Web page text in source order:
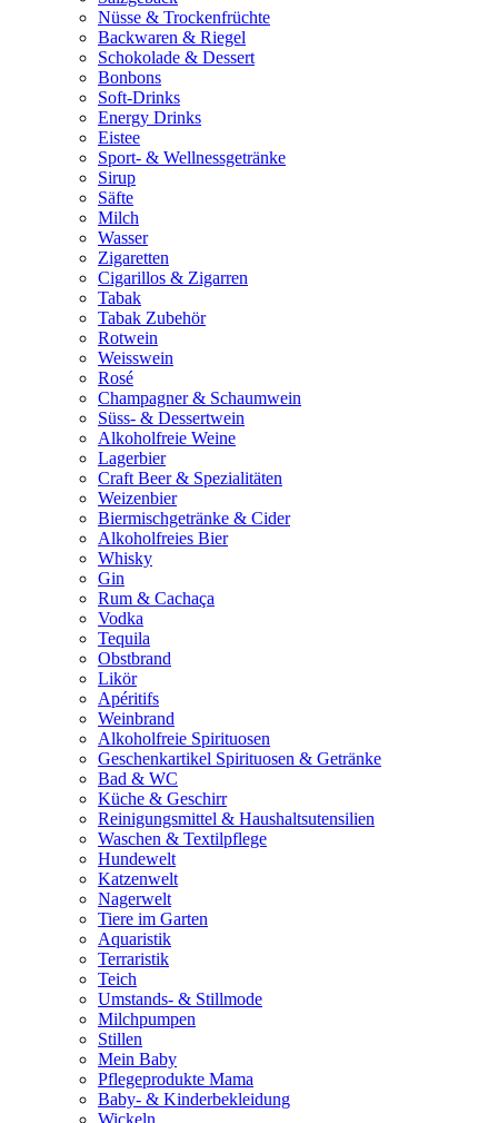
Nüsse & Trockenfrüchte
Backwaren & Riegel
Schokolade & Dessert
Bonbons
Soft-Drinks
Energy Drinks
Eistee
Sport- & Wellnessgetränke
Sirup
Säfte
Milch
Wasser
Zigaretten
Cigarillos & Zigarren
Tabak
Tabak Zubehör
Rotwein
Weisswein
Rosé
Champagner & Schaumwein
Süss- & Dessertwein
Alkoholfreie Weine
Lagerbier
Craft Beer & Spezialitäten
Weizenbier
Biermischgetränke & Cider
Alkoholfreies Bier
Whisky
Gin
Rum & Cachaça
Vodka
Tequila
Obstbrand
Likör
Apéritifs
Weinbrand
Alkoholfreie Spirituosen
Geschenkartikel Spirituosen & Getränke
Bad & WC
Küche & Geschirr
Reinigungsmittel & Haushaltsutensilien
Waschen & Textilpflege
Hundewelt
Katzenwelt
Nagerwelt
Tiere im Garten
Aquaristik
Terraristik
Teich
Umstands- & Stillmode
Milchpumpen
Stillen
Mein Baby
Pflegeprodukte Mama
Baby- & Kinderbekleidung
Wickeln